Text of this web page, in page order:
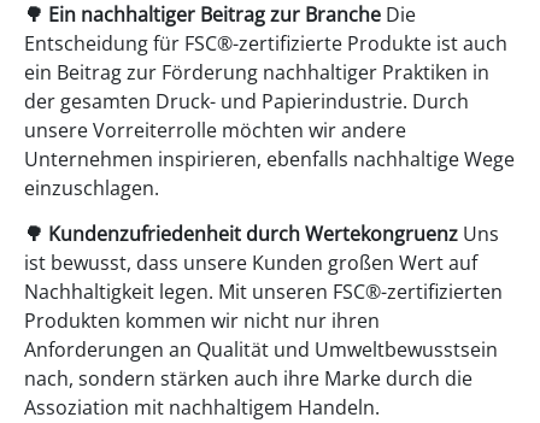
🌳 Ein nachhaltiger Beitrag zur Branche Die
Entscheidung für FSC®-zertifizierte Produkte ist auch
ein Beitrag zur Förderung nachhaltiger Praktiken in
der gesamten Druck- und Papierindustrie. Durch
unsere Vorreiterrolle möchten wir andere
Unternehmen inspirieren, ebenfalls nachhaltige Wege
einzuschlagen.
🌳 Kundenzufriedenheit durch Wertekongruenz Uns
ist bewusst, dass unsere Kunden großen Wert auf
Nachhaltigkeit legen. Mit unseren FSC®-zertifizierten
Produkten kommen wir nicht nur ihren
Anforderungen an Qualität und Umweltbewusstsein
nach, sondern stärken auch ihre Marke durch die
Assoziation mit nachhaltigem Handeln.